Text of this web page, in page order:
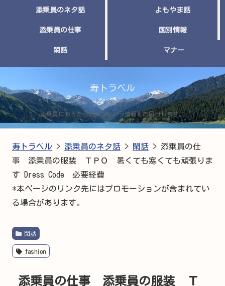
寿トラベル
添乗員にあったらいいなという情報をお届けします。
添乗員のネタ話 よもやま話
添乗員の仕事 国別情報
閑話 マナー
寿トラベル > 添乗員のネタ話 > 閑話 > 添乗員の仕
事 添乗員の服装 ＴＰＯ 暑くても寒くても頑張りま
す Dress Code 必要経費
*本ページのリンク先にはプロモーションが含まれてい
る場合があります。
閑話
fashion
添乗員の仕事 添乗員の服装 Ｔ